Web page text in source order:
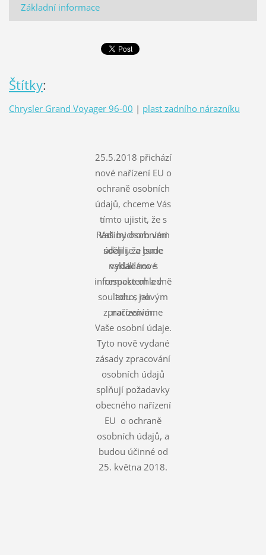
Základní informace
Štítky:
Chrysler Grand Voyager 96-00 | plast zadního nárazníku
25.5.2018 přichází
nové nařízení EU o
ochraně osobních
údajů, chceme Vás
tímto ujistit, že s
Vašimi osobními
údaji je a bude
nakládáno s
respektem a v
souladu s novým
nařízením.
Rádi bychom vám
sdělili, že jsme
vydali nové
informace ohledně
toho, jak
zpracováváme
Vaše osobní údaje.
Tyto nově vydané
zásady zpracování
osobních údajů
splňují požadavky
obecného nařízení
EU o ochraně
osobních údajů, a
budou účinné od
25. května 2018.